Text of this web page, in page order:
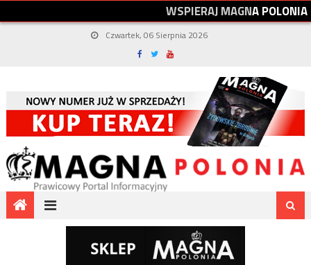
WSPIERAJMAGNAPOLONIA
Czwartek, 06 Sierpnia 2026